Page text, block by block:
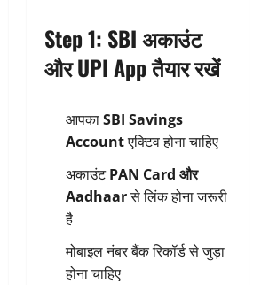
Step 1: SBI अकाउंट
और UPI App तैयार रखें
आपकाSBI Savings
Accountएक्टिव होना चाहिए
अकाउंटPAN Card और
Aadhaarसे लिंक होना जरूरी
है
मोबाइल नंबर बैंक रिकॉर्ड से जुड़ा
होना चाहिए